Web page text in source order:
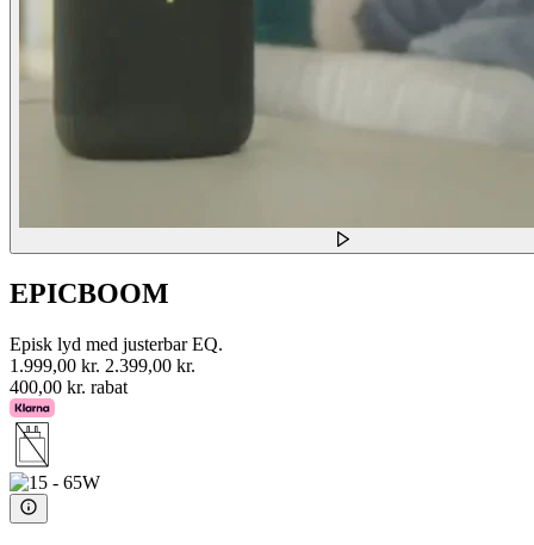
EPICBOOM
Episk lyd med justerbar EQ.
1.999,00 kr. 2.399,00 kr.
400,00 kr. rabat